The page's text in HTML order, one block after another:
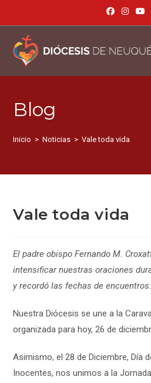
Blog
Inicio > Noticias > Vale toda vida
Vale toda vida
El padre obispo Fernando M.
intensificar nuestras oraciones
y recordó las fechas de encuentros.
Nuestra Diócesis se une a la
organizada para hoy, 26 de
Asimismo, el 28 de Diciembre, Día
Inocentes, nos unimos a la